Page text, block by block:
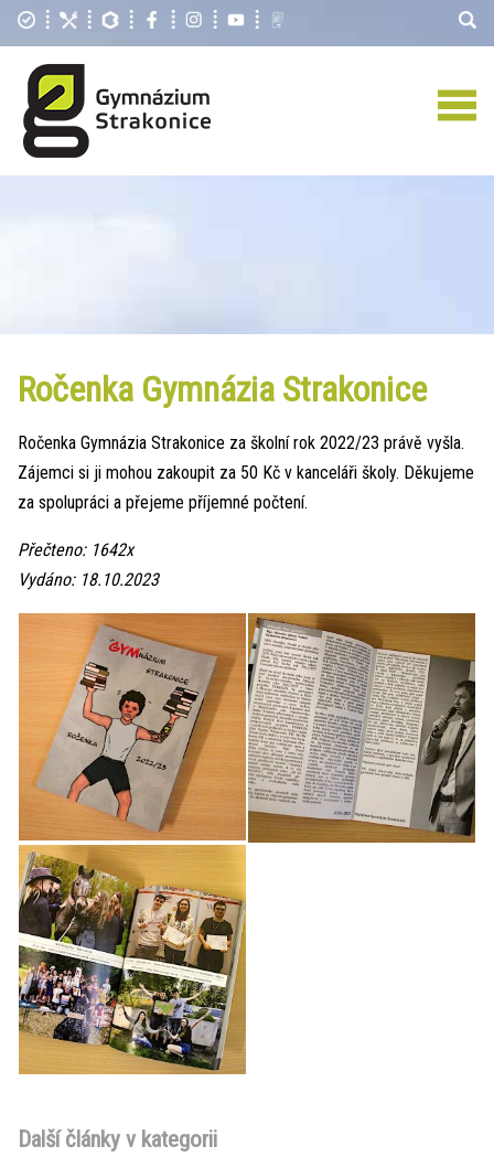
Ročenka Gymnázia Strakonice
Ročenka Gymnázia Strakonice za školní rok 2022/23 právě vyšla.
Zájemci si ji mohou zakoupit za 50 Kč v kanceláři školy. Děkujeme
za spolupráci a přejeme příjemné počtení.
Přečteno: 1642x
Vydáno: 18.10.2023
Další články v kategorii